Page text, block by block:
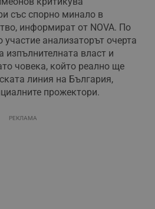
със спорно минало в
информират от NOVA. По
участие анализаторът очерта
изпълнителната власт и
човека, който реално ще
линия на България,
прожектори.
РЕКЛАМА